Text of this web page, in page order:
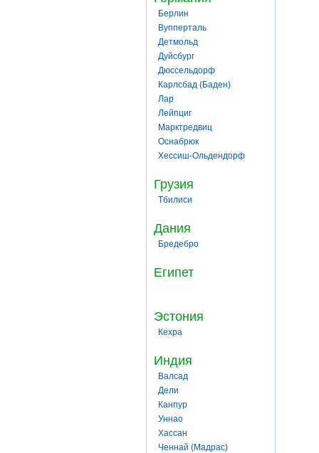
Берлин
Вупперталь
Детмольд
Дуйсбург
Дюссельдорф
Карлсбад (Баден)
Лар
Лейпциг
Марктредвиц
Оснабрюк
Хессиш-Ольдендорф
Грузия
Тбилиси
Дания
Бредебро
Египет
Эстония
Кехра
Индия
Валсад
Дели
Канпур
Уннао
Хассан
Ченнай (Мадрас)